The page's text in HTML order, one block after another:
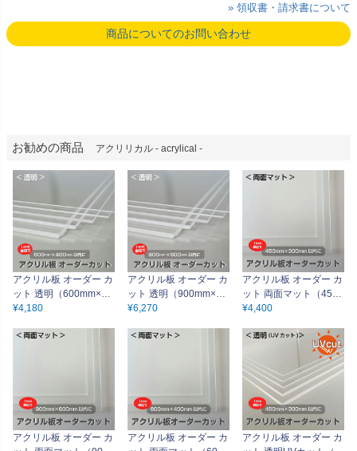
» 領収書・請求書について
商品についてのお問い合わせ
お勧めの商品 アクリリカル - acrylical -
アクリル板 オーダー カ
ット 透明（600mm×40
0mm以内 1mm単位で
m カンナ＆糸面取り無
¥4,180
アクリル板 オーダー カ
ット 透明（900mm×60
0mm以内 1mm単位で
m カンナ＆糸面取り無
¥6,270
アクリル板 オーダー カ
ット 両面マット（450
mm×300mm以内 1m
厚2mm/3mm/5mm 半透
明 カンナ＆糸面取り無
料サービス アクリルボ
ード
¥4,400
アクリル板 オーダー カ
アクリル板 オーダー カ
アクリル板 オーダー カ